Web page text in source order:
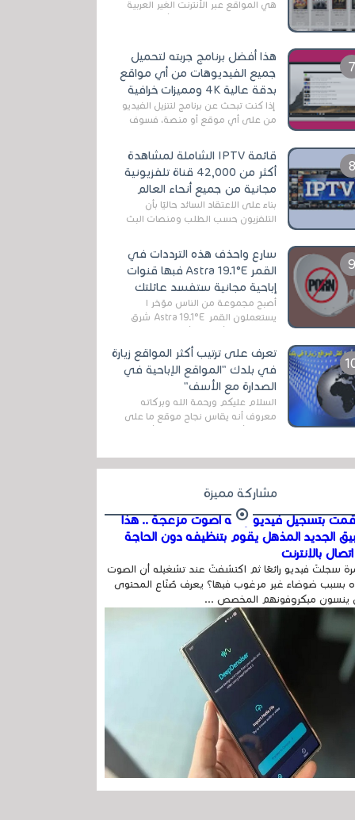
هي المواقع عبر الأنترنت الغير العربية
التي تقدم خدمة تحميل الأفلام على
هذا أفضل برنامج جربته لتحميل
جميع الفيديوهات من أي مواقع
بدقة عالية 4K ومميزات خرافية
إذا كنت تبحث عن برنامج لتنزيل الفيديو
من على أي موقع أو منصة، فسوف
الخاصة بالبرامج والتطبيقات في هذا
المج...
قائمة IPTV الشاملة لمشاهدة
أكثر من 42,000 قناة تلفزيونية
مجانية من جميع أنحاء العالم
بناءً على الاعتقاد السائد حاليًا بأن
التلفزيون حسب الطلب ومنصات البث
سارع واحذف هذه الترددات في
القمر Astra 19.1°E فبها قنوات
إباحية مجانية ستفسد عائلتك
أصبح مجموعة من الناس مؤخر ا
يستعملون القمر Astra 19.1°E شرق
قنوات مميزة جدا تنقل العديد من البرامج
اله...
تعرف على ترتيب أكثر المواقع زيارة
في بلدك "المواقع الإباحية في
الصدارة مع الأسف"
السلام عليكم ورحمة الله وبركاته
معروف أنه يقاس نجاح موقع ما على
في...
مشاركة مميزة
بتسجيل فيديو وفيه أصوت مزعجة .. هذا
الجديد المذهل يقوم بتنظيفه دون الحاجة
بالإنترنت
سجلتَ فيديو رائعًا ثم اكتشفتَ عند تشغيله أن الصوت
بسبب ضوضاء غير مرغوب فيها؟ يعرف صُنّاع المحتوى
ينسون ميكروفونهم المخصص ...